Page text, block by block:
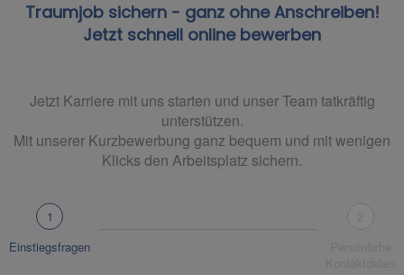
Traumjob sichern - ganz ohne Anschreiben!
Jetzt schnell online bewerben
Jetzt Karriere mit uns starten und unser Team tatkräftig
unterstützen.
Mit unserer Kurzbewerbung ganz bequem und mit wenigen
Klicks den Arbeitsplatz sichern.
1
Einstiegsfragen
2